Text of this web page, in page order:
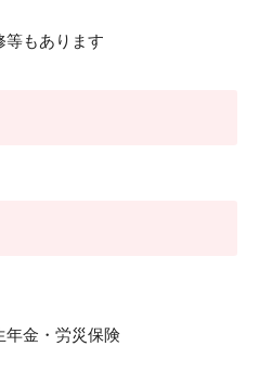
等もあります
年金・労災保険